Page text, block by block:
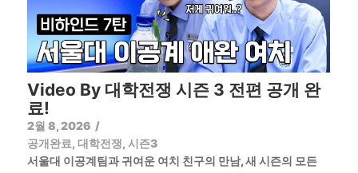
Video By 대학전쟁 시즌 3 전편 공개 완
료!
2월 8, 2026 /
공개완료, 대학전쟁, 시즌3
서울대 이공계팀과 귀여운 여치 친구의 만남, 새 시즌의 모든